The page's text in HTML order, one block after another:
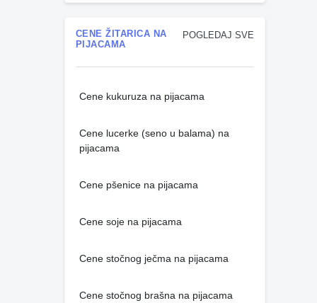
POGLEDAJ SVE
CENE ŽITARICA NA
PIJACAMA
Cene kukuruza na pijacama
Cene lucerke (seno u balama) na
pijacama
Cene pšenice na pijacama
Cene soje na pijacama
Cene stočnog ječma na pijacama
Cene stočnog brašna na pijacama